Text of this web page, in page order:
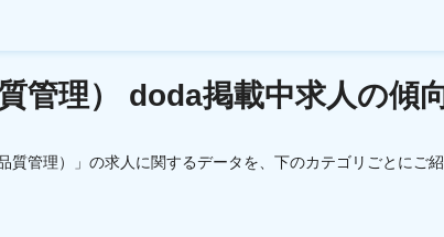
転職
管理） doda掲載中求人の傾
質管理） 」の求人に関するデータを、下のカテゴリごとにご紹